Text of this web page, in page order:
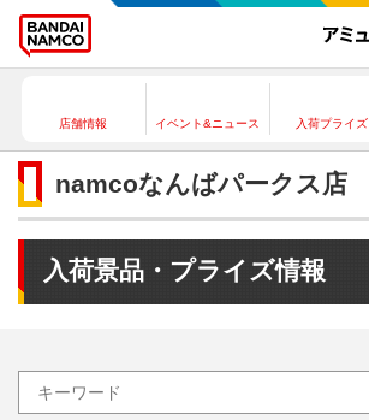
店舗情報 イベント&ニュース 入荷プライズ
namcoなんばパークス店
入荷景品・プライズ情報